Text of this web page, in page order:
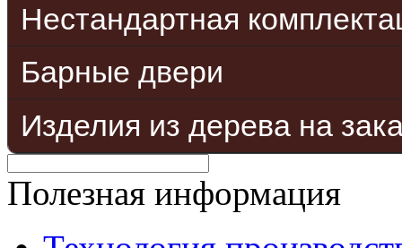
Нестандартная
Барные двери
Изделия из дерева на
Полезная информация